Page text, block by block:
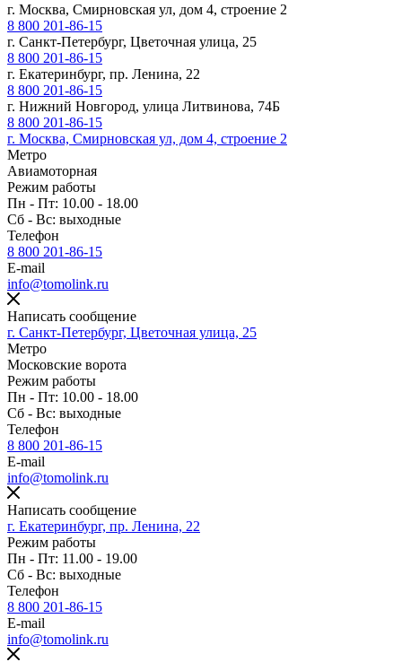
г. Москва, Смирновская ул, дом 4, строение 2
8 800 201-86-15
г. Санкт-Петербург, Цветочная улица, 25
8 800 201-86-15
г. Екатеринбург, пр. Ленина, 22
8 800 201-86-15
г. Нижний Новгород, улица Литвинова, 74Б
8 800 201-86-15
г. Москва, Смирновская ул, дом 4, строение 2
Метро
Авиамоторная
Режим работы
Пн - Пт: 10.00 - 18.00
Сб - Вс: выходные
Телефон
8 800 201-86-15
E-mail
info@tomolink.ru
Написать сообщение
г. Санкт-Петербург, Цветочная улица, 25
Метро
Московские ворота
Режим работы
Пн - Пт: 10.00 - 18.00
Сб - Вс: выходные
Телефон
8 800 201-86-15
E-mail
info@tomolink.ru
Написать сообщение
г. Екатеринбург, пр. Ленина, 22
Режим работы
Пн - Пт: 11.00 - 19.00
Сб - Вс: выходные
Телефон
8 800 201-86-15
E-mail
info@tomolink.ru